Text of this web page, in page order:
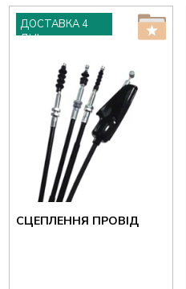
ДОСТАВКА 4
ДНІ
СЦЕПЛЕННЯ ПРОВІД